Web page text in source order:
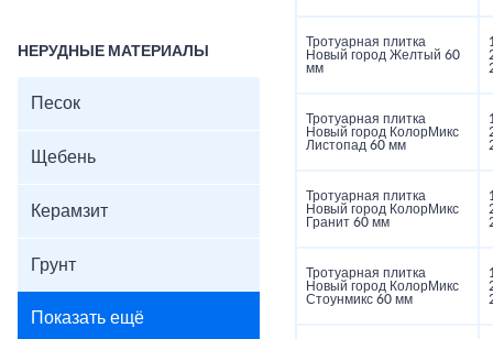
НЕРУДНЫЕ МАТЕРИАЛЫ
Песок
Щебень
Керамзит
Грунт
Показать ещё
Тротуарная плитка
Новый город Желтый 60
мм
Тротуарная плитка
Новый город КолорМикс
Листопад 60 мм
Тротуарная плитка
Новый город КолорМикс
Гранит 60 мм
Тротуарная плитка
Новый город КолорМикс
Стоунмикс 60 мм